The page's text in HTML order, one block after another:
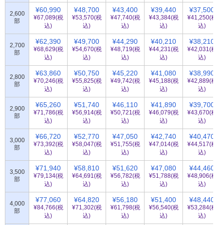
2,600
部
¥60,990
¥67,089(税
込)
¥48,700
¥53,570(税
込)
¥43,400
¥47,740(税
込)
¥39,440
¥43,384(税
込)
¥37,500
¥41,250(税
込)
2,700
部
¥62,390
¥68,629(税
込)
¥49,700
¥54,670(税
込)
¥44,290
¥48,719(税
込)
¥40,210
¥44,231(税
込)
¥38,210
¥42,031(税
込)
2,800
部
¥63,860
¥70,246(税
込)
¥50,750
¥55,825(税
込)
¥45,220
¥49,742(税
込)
¥41,080
¥45,188(税
込)
¥38,990
¥42,889(税
込)
2,900
部
¥65,260
¥71,786(税
込)
¥51,740
¥56,914(税
込)
¥46,110
¥50,721(税
込)
¥41,890
¥46,079(税
込)
¥39,700
¥43,670(税
込)
3,000
部
¥66,720
¥73,392(税
込)
¥52,770
¥58,047(税
込)
¥47,050
¥51,755(税
込)
¥42,740
¥47,014(税
込)
¥40,470
¥44,517(税
込)
3,500
部
¥71,940
¥79,134(税
込)
¥58,810
¥64,691(税
込)
¥51,620
¥56,782(税
込)
¥47,080
¥51,788(税
込)
¥44,460
¥48,906(税
込)
4,000
部
¥77,060
¥84,766(税
込)
¥64,820
¥71,302(税
込)
¥56,180
¥61,798(税
込)
¥51,400
¥56,540(税
込)
¥48,440
¥53,284(税
込)